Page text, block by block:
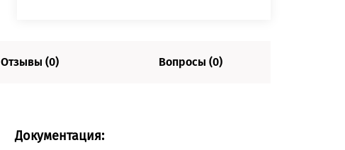
Отзывы (0) Вопросы (0)
Документация: